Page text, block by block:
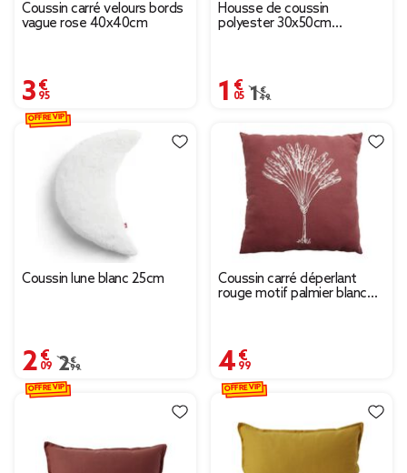
Coussin carré velours bords
vague rose 40x40cm
3,95 €
Housse de coussin
polyester 30x50cm
1,05 €
Prix remisé de 1,49 € à
1,49 €
Coussin lune blanc 25cm
2,09 €
Prix remisé de 2,99 € à 2,09 €
2,99 €
OFFRE VIP
Coussin carré déperlant
rouge motif palmier blanc
4,99 €
OFFRE VIP OFFRE VIP